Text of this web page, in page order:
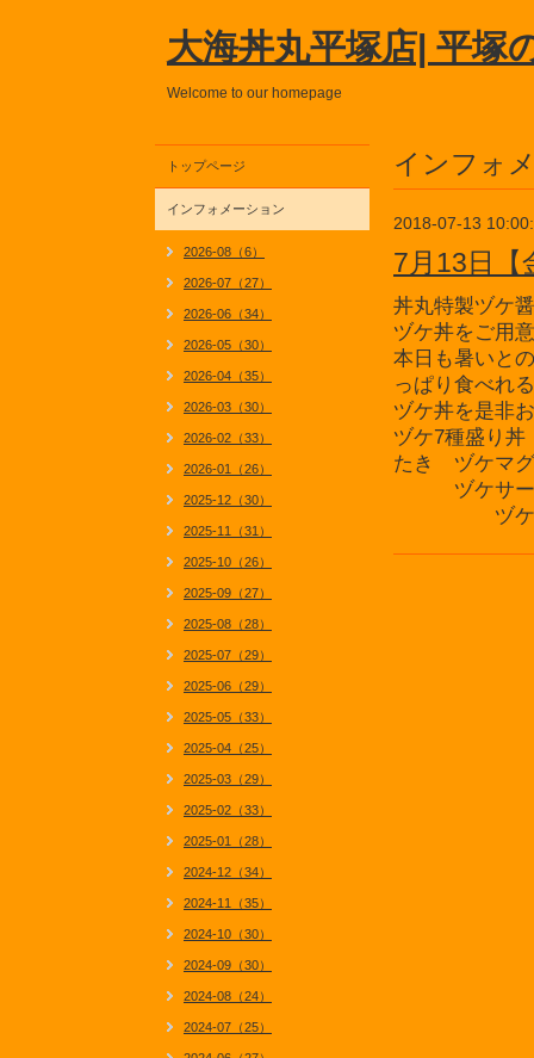
大海丼丸平塚店| 平塚
Welcome to our homepage
インフォ
2018-07-13
7月13日【
丼丸特製ヅケ
ヅケ丼をご用
本日も暑いと
っぱり食べれる
ヅケ丼を是非
ヅケ7種盛り丼
たき ヅケマ
ヅケサー
ヅケホタ
トップページ
インフォメーション
2026-08（6）
2026-07（27）
2026-06（34）
2026-05（30）
2026-04（35）
2026-03（30）
2026-02（33）
2026-01（26）
2025-12（30）
2025-11（31）
2025-10（26）
2025-09（27）
2025-08（28）
2025-07（29）
2025-06（29）
2025-05（33）
2025-04（25）
2025-03（29）
2025-02（33）
2025-01（28）
2024-12（34）
2024-11（35）
2024-10（30）
2024-09（30）
2024-08（24）
2024-07（25）